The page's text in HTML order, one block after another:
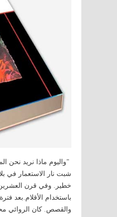
"واليوم ماذا نريد نحن
شبت نار الاستعمار في
خطير. وفي قرن العشرين
باستخدام الأقلام.بعد
والقصص. كان الروائي